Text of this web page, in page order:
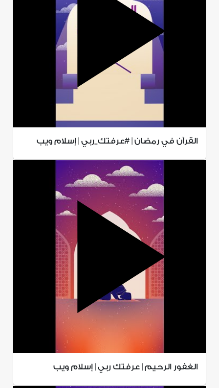
القرآن في رمضان | #عرفتك_ربي | إسلام ويب
الغفور الرحيم | عرفتك ربي | إسلام ويب